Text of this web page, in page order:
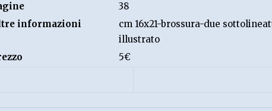
38
informazioni
cm 16x21-brossura-due
illustrato
5€